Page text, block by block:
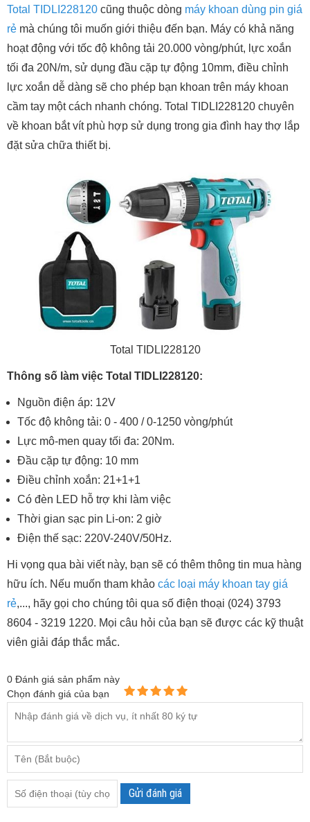
Total TIDLI228120 cũng thuộc dòng máy khoan dùng pin giá
rẻ mà chúng tôi muốn giới thiệu đến bạn. Máy có khả năng
hoạt động với tốc độ không tải 20.000 vòng/phút, lực xoắn
tối đa 20N/m, sử dụng đầu cặp tự động 10mm, điều chỉnh
lực xoắn dễ dàng sẽ cho phép bạn khoan trên máy khoan
cầm tay một cách nhanh chóng. Total TIDLI228120 chuyên
về khoan bắt vít phù hợp sử dụng trong gia đình hay thợ lắp
đặt sửa chữa thiết bị.
Total TIDLI228120
Thông số làm việc Total TIDLI228120:
Nguồn điện áp: 12V
Tốc độ không tải: 0 - 400 / 0-1250 vòng/phút
Lực mô-men quay tối đa: 20Nm.
Đầu cặp tự động: 10 mm
Điều chỉnh xoắn: 21+1+1
Có đèn LED hỗ trợ khi làm việc
Thời gian sạc pin Li-on: 2 giờ
Điện thế sạc: 220V-240V/50Hz.
Hi vọng qua bài viết này, bạn sẽ có thêm thông tin mua hàng
hữu ích. Nếu muốn tham khảo các loại máy khoan tay giá
rẻ,..., hãy gọi cho chúng tôi qua số điện thoại (024) 3793
8604 - 3219 1220. Mọi câu hỏi của bạn sẽ được các kỹ thuật
viên giải đáp thắc mắc.
0 Đánh giá sản phẩm này
Chọn đánh giá của bạn
Gửi đánh giá